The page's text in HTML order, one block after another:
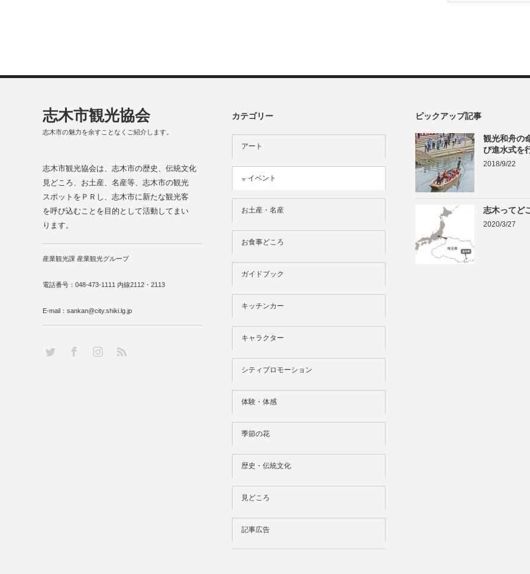
カテゴリー
アート
イベント
お土産・名産
お食事どころ
ガイドブック
キッチンカー
キャラクター
シティプロモーション
体験・体感
季節の花
歴史・伝統文化
見どころ
記事広告
ピックアップ記事
観光和舟の
び進水式を
2018/9/22
志木ってど
2020/3/27
志木市観光協会
志木市の魅力を余すことなくご紹介します。
志木市観光協会は、志木市の歴史、伝統文化
見どころ、お土産、名産等、志木市の観光
スポットをＰＲし、志木市に新たな観光客
を呼び込むことを目的として活動してまい
ります。
産業観光課 産業観光グループ
電話番号：048-473-1111 内線2112・2113
E-mail：sankan@city.shiki.lg.jp
Twitter FacebookInstagram
RSS